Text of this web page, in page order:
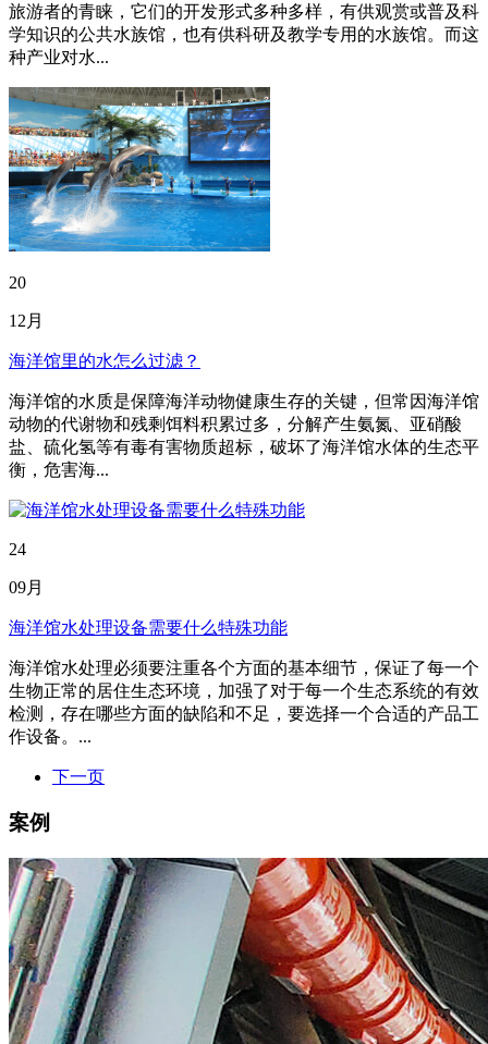
旅游者的青睐，它们的开发形式多种多样，有供观赏或普及科
学知识的公共水族馆，也有供科研及教学专用的水族馆。而这
种产业对水...
20
12月
海洋馆里的水怎么过滤？
海洋馆的水质是保障海洋动物健康生存的关键，但常因海洋馆
动物的代谢物和残剩饵料积累过多，分解产生氨氮、亚硝酸
盐、硫化氢等有毒有害物质超标，破坏了海洋馆水体的生态平
衡，危害海...
24
09月
海洋馆水处理设备需要什么特殊功能
海洋馆水处理必须要注重各个方面的基本细节，保证了每一个
生物正常的居住生态环境，加强了对于每一个生态系统的有效
检测，存在哪些方面的缺陷和不足，要选择一个合适的产品工
作设备。...
下一页
案例